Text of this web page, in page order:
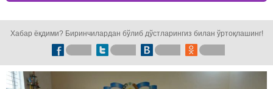
Хабар ёқдими? Биринчилардан бўлиб дўстларингиз билан ўртоқлашинг!